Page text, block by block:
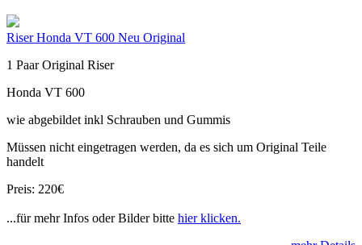
Riser Honda VT 600 Neu Original
1 Paar Original Riser
Honda VT 600
wie abgebildet inkl Schrauben und Gummis
Müssen nicht eingetragen werden, da es sich um Original Teile
handelt
Preis: 220€
...für mehr Infos oder Bilder bitte hier klicken.